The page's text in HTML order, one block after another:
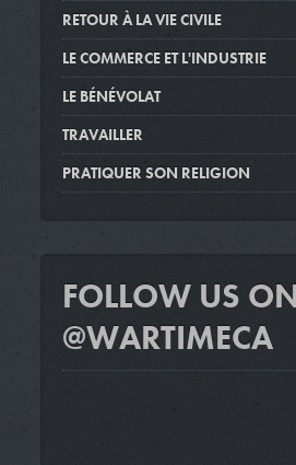
RETOUR À LA VIE CIVILE
LE COMMERCE ET L'INDUSTRIE
LE BÉNÉVOLAT
TRAVAILLER
PRATIQUER SON RELIGION
FOLLOW US
@WARTIMECA